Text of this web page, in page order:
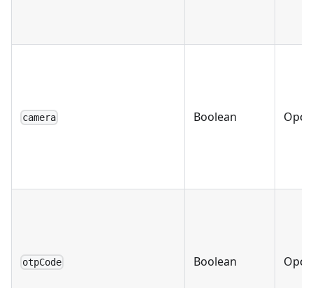
camera Boolean
otpCode Boolean